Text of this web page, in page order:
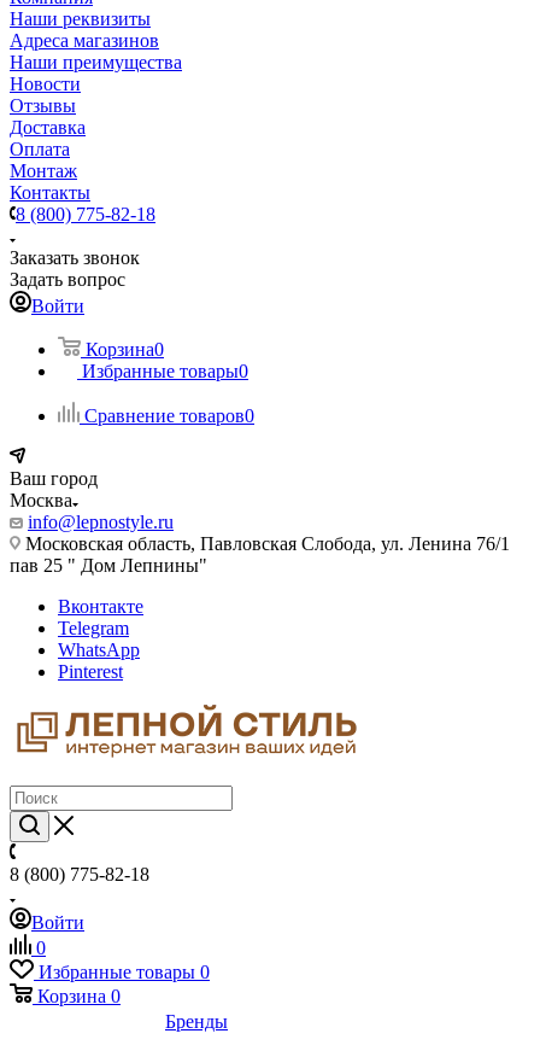
Наши реквизиты
Адреса магазинов
Наши преимущества
Новости
Отзывы
Доставка
Оплата
Монтаж
Контакты
8 (800) 775-82-18
Заказать звонок
Задать вопрос
Войти
Корзина0
Избранные товары0
Сравнение товаров0
Ваш город
Москва
info@lepnostyle.ru
Московская область, Павловская Слобода, ул. Ленина 76/1
пав 25 " Дом Лепнины"
Вконтакте
Telegram
WhatsApp
Pinterest
8 (800) 775-82-18
Войти
0
Избранные товары 0
Корзина 0
Бренды